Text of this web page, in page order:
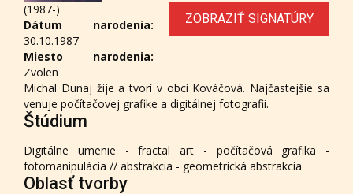
ZOBRAZIŤ SIGNATÚRY
(1987-)
Dátum narodenia:
30.10.1987
Miesto narodenia:
Zvolen
Michal Dunaj žije a tvorí v obcí Kováčová. Najčastejšie sa
venuje počítačovej grafike a digitálnej fotografii.
Štúdium
Digitálne umenie - fractal art - počítačová grafika -
fotomanipulácia // abstrakcia - geometrická abstrakcia
Oblasť tvorby